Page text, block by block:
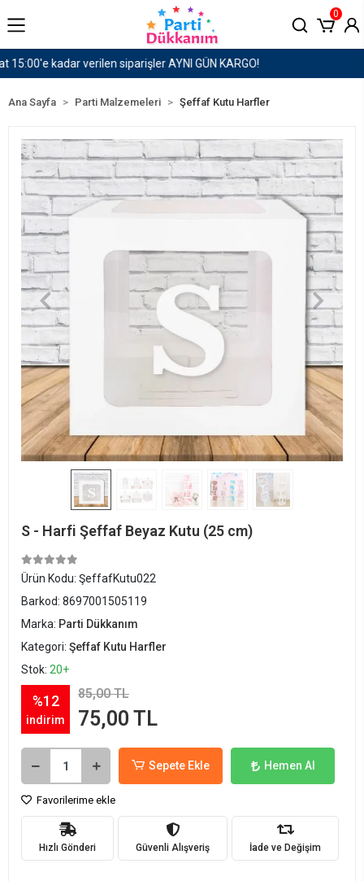
1500 TL ve Üzeri Kargo Ücretsiz!
0
Ana Sayfa Parti Malzemeleri Şeffaf Kutu Harfler
S - Harfi Şeffaf Beyaz Kutu (25 cm)
Ürün Kodu: ŞeffafKutu022
Barkod: 8697001505119
Marka: Parti Dükkanım
Kategori: Şeffaf Kutu Harfler
Stok: 20+
%12
indirim
85,00 TL
75,00 TL
Sepete Ekle Hemen Al
Favorilerime ekle
Hızlı Gönderi Güvenli Alışveriş İade ve Değişim